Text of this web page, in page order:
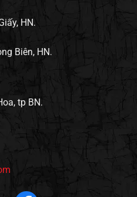
HN.
Biên, HN.
tp BN.